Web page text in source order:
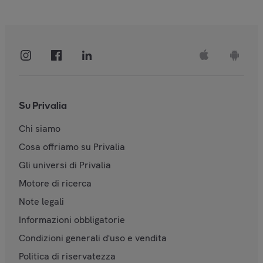
Su Privalia
Chi siamo
Cosa offriamo su Privalia
Gli universi di Privalia
Motore di ricerca
Note legali
Informazioni obbligatorie
Condizioni generali d'uso e vendita
Politica di riservatezza